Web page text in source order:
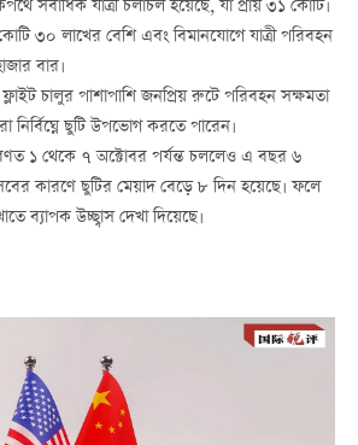
সর্বাধিক যাত্রী চলাচল হয়েছে, যা প্রায় ৩১ কোটি।
৩০ লাখের বেশি এবং বিমানযোগে যাত্রী পরিবহন
বার।
চালুর পাশাপাশি জনপ্রিয় রুটে পরিবহন সক্ষমতা
নির্বিঘ্নে ছুটি উপভোগ করতে পারেন।
১ থেকে ৭ অক্টোবর পর্যন্ত চললেও এ বছর ৬
কারণে ছুটির মেয়াদ বেড়ে ৮ দিন হয়েছে। ফলে
ব্যাপক উচ্ছ্বাস দেখা দিয়েছে।